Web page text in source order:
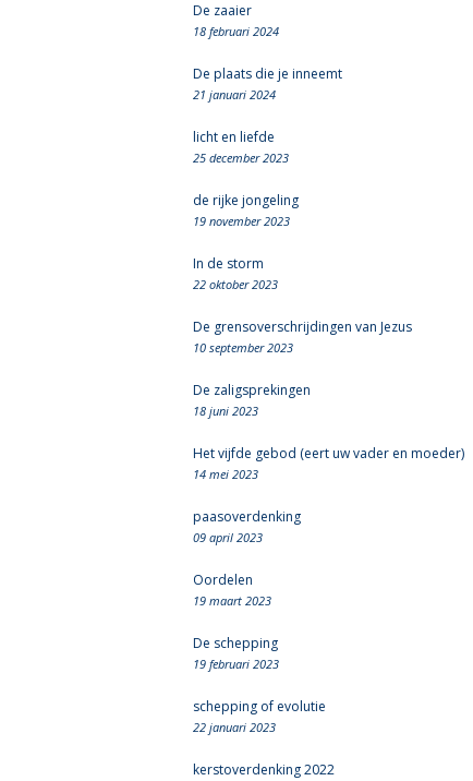
De zaaier
18 februari 2024
De plaats die je inneemt
21 januari 2024
licht en liefde
25 december 2023
de rijke jongeling
19 november 2023
In de storm
22 oktober 2023
De grensoverschrijdingen van Jezus
10 september 2023
De zaligsprekingen
18 juni 2023
Het vijfde gebod (eert uw vader en moeder)
14 mei 2023
paasoverdenking
09 april 2023
Oordelen
19 maart 2023
De schepping
19 februari 2023
schepping of evolutie
22 januari 2023
kerstoverdenking 2022